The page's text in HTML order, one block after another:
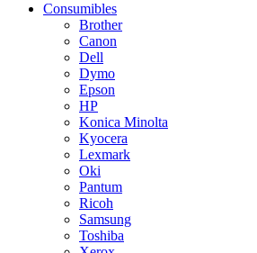
Consumibles
Brother
Canon
Dell
Dymo
Epson
HP
Konica Minolta
Kyocera
Lexmark
Oki
Pantum
Ricoh
Samsung
Toshiba